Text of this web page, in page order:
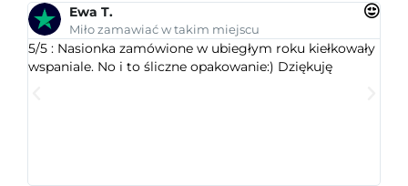
Ewa T.
Miło zamawiać w takim miejscu
5/5 : Nasionka zamówione w ubiegłym roku kiełkowały
wspaniale. No i to śliczne opakowanie:) Dziękuję